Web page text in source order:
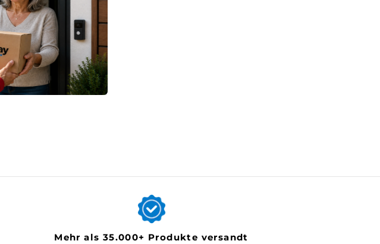
Mehr als 35.000+ Produkte versandt